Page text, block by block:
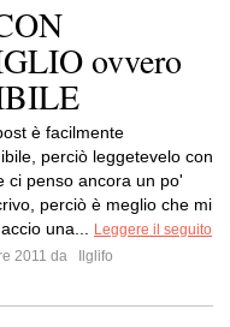
ovvero
è facilmente
perciò leggetevelo con
ci penso ancora un po'
perciò è meglio che mi
una...
Leggere il seguito
2011 da
Ilglifo